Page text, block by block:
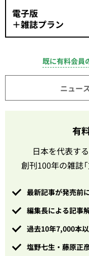
電子版
＋雑誌プラン
既に有料会員
ニュー
有
日本を代表す
創刊100年の雑誌
最新記事が発売前
編集長による記事
過去10年7,000本
塩野七生・藤原正